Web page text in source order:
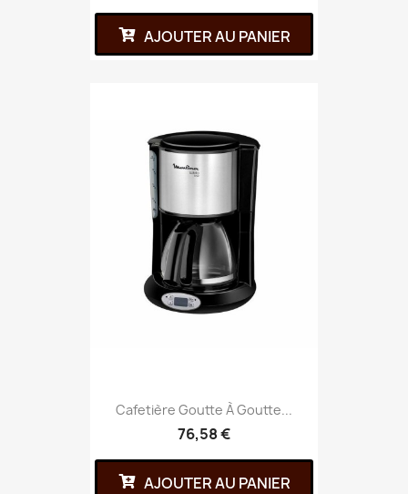
AJOUTER AU PANIER
Cafetière Goutte À Goutte...
76,58 €
AJOUTER AU PANIER